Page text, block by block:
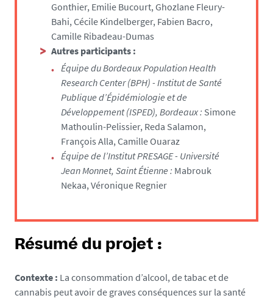
e
i
a
Gonthier, Emilie Bucourt, Ghozlane Fleury-
Bahi, Cécile Kindelberger, Fabien Bacro,
Camille Ribadeau-Dumas
Autres participants :
Équipe du Bordeaux Population Health
Research Center (BPH) - Institut de Santé
Publique d’Épidémiologie et de
Développement (ISPED), Bordeaux : Simone
Mathoulin-Pelissier, Reda Salamon,
François Alla, Camille Ouaraz
Équipe de l’Institut PRESAGE - Université
Jean Monnet, Saint Étienne : Mabrouk
Nekaa, Véronique Regnier
Résumé du projet :
Contexte : La consommation d’alcool, de tabac et de
cannabis peut avoir de graves conséquences sur la santé